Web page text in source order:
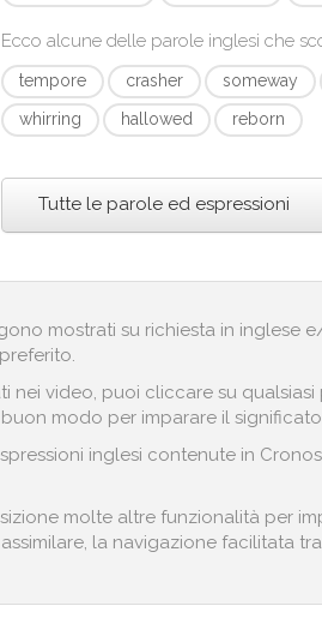
Ecco alcune delle parole inglesi che
tempore crasher someway
whirring
hallowed reborn
Tutte le parole ed espressioni
mostrati su richiesta in
nei video, puoi cliccare su
modo per imparare il significato
inglesi contenute in
molte altre funzionalità per
la navigazione facilitata